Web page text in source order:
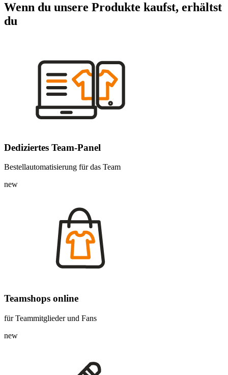
Wenn du unsere Produkte kaufst, erhältst
du
Dediziertes Team-Panel
Bestellautomatisierung für das Team
new
Teamshops online
für Teammitglieder und Fans
new